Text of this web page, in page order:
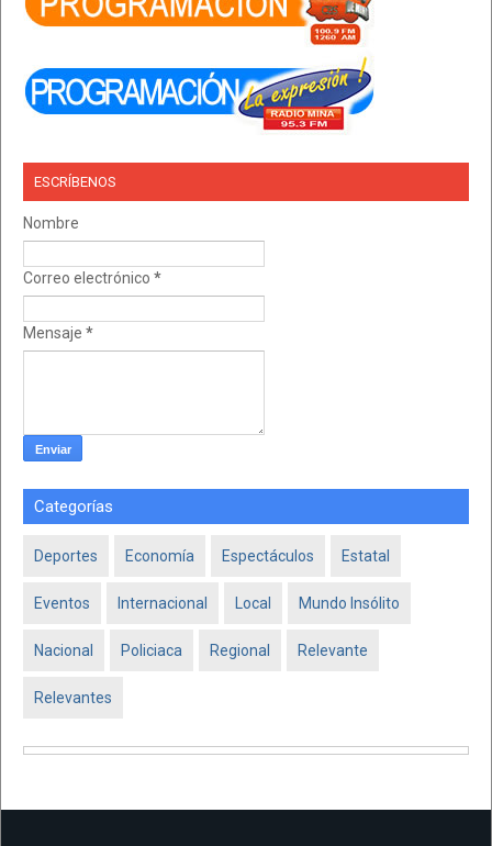
ESCRÍBENOS
Nombre
Correo electrónico *
Mensaje *
Categorías
Deportes Economía Espectáculos Estatal
Eventos Internacional Local Mundo Insólito
Nacional Policiaca Regional Relevante
Relevantes